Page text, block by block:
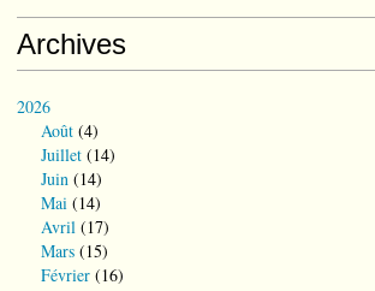
Archives
2026
Août (4)
Juillet (14)
Juin (14)
Mai (14)
Avril (17)
Mars (15)
Février (16)